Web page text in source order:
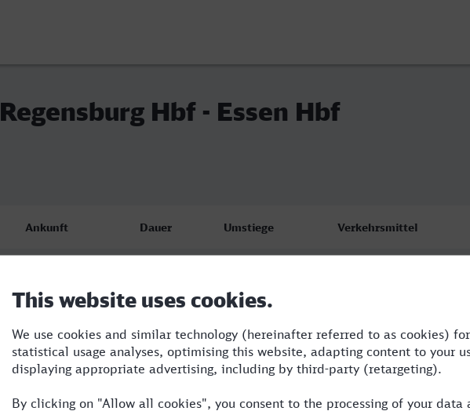
Regensburg Hbf - Essen Hbf
Ankunft Dauer Umstiege Verkehrsmittel
19.08.26
15:02
Essen Hbf
12:03
5:18 1 RE,ICE